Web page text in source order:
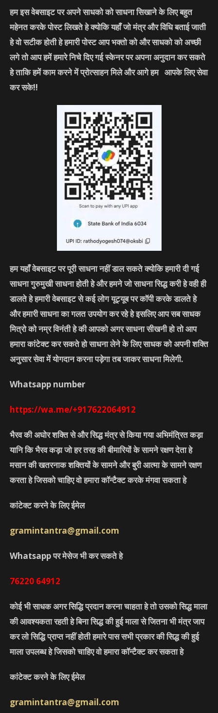
हम इस वेबसाइट पर अपने साधको को साधना सिखाने के लिए बहुत
महेनत करके पोस्ट लिखते हे क्योकि यहाँ जो मंत्र और विधि बताई जाती
हे वो सटीक होती हे हमारी पोस्ट आप भक्तो को और साधको को अच्छी
लगे तो आप हमें हमारे निचे दिए गई स्केनर पर अपना अनुदान कर सकते
हे ताकि हमें काम करने में प्रोत्साहन मिले और आगे हम आपके लिए सेवा
कर सके!!
हम यहाँ वेबसाइट पर पूरी साधना नहीं डाल सकते क्योकि हमारी दी गई
साधना गुरुमुखी साधना होती हे और हमने जो साधना सिद्ध करी हे वही ही
डालते हे हमारी वेबसाइट से कई लोग यूट्यूब पर कॉपी करके डालते हे
और हमारी साधना का गलत उपयोग कर रहे हे इसलिए आप सब साधक
मित्रो को नम्र विनंती हे की आपको अगर साधना सीखनी हो तो आप
हमारा कांटेक्ट कर सकते हो साधना लेने के लिए साधक को अपनी शक्ति
अनुसार सेवा में योगदान करना पड़ेगा तब जाकर साधना मिलेगी.
Whatsapp number
https://wa.me/+917622064912
भैरव की अघोर शक्ति से और सिद्ध मंत्र से किया गया अभिमंत्रित कड़ा
यानि कि भैरव कड़ा जो हर तरह की बीमारियों के सामने रक्षण देता हे
मसान की खतरनाक शक्तियों के सामने और बुरी आत्मा के सामने रक्षण
करता हे जिसको चाहिए वो हमारा कॉन्टैक्ट करके मंगवा सकता हे
कांटेक्ट करने के लिए ईमेल
gramintantra@gmail.com
Whatsapp पर मेसेज भी कर सकते हे
76220 64912
कोई भी साधक अगर सिद्धि प्रदान करना चाहता हे तो उसको सिद्ध माला
की आवश्यकता रहती हे बिना सिद्ध की हुई माला से जितना भी मंत्र जाप
कर लो सिद्धि प्राप्त नहीं होती हमारे पास सभी प्रकार की सिद्ध की हुई
माला उपलब्ध हे जिसको चाहिए वो हमारा कॉन्टैक्ट कर सकता हे
कांटेक्ट करने के लिए ईमेल
gramintantra@gmail.com